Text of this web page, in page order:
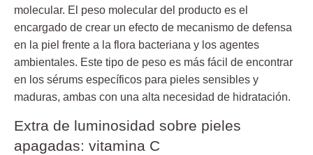
molecular. El peso molecular del producto es el
encargado de crear un efecto de mecanismo de defensa
en la piel frente a la flora bacteriana y los agentes
ambientales. Este tipo de peso es más fácil de encontrar
en los sérums específicos para pieles sensibles y
maduras, ambas con una alta necesidad de hidratación.
Extra de luminosidad sobre pieles
apagadas: vitamina C